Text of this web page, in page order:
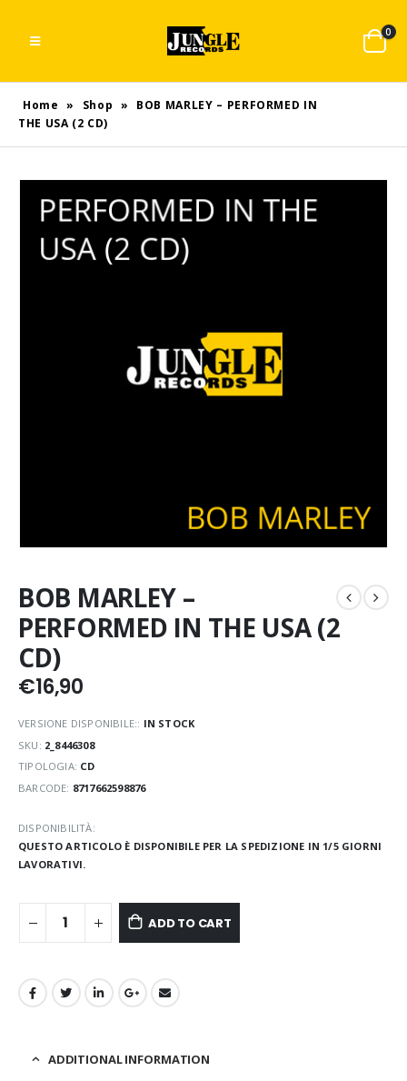
0
Home » Shop »
BOB MARLEY – PERFORMED IN
THE USA (2 CD)
BOB MARLEY –
PERFORMED IN THE USA (2
CD)
€16,90
VERSIONE DISPONIBILE:: IN STOCK
SKU: 2_8446308
TIPOLOGIA: CD
BARCODE: 8717662598876
DISPONIBILITÀ:
QUESTO ARTICOLO È DISPONIBILE PER LA SPEDIZIONE IN 1/5 GIORNI
LAVORATIVI.
ADD TO CART
ADDITIONAL INFORMATION